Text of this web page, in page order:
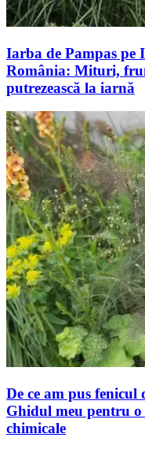
Iarba de Pampas pe
România: Mituri,
putrezească la iarnă
De ce am pus
Ghidul meu pentru
chimicale